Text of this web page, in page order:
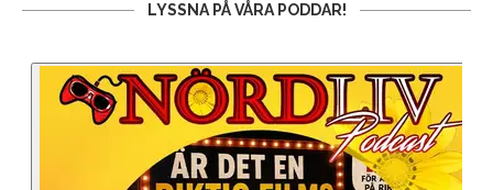
LYSSNA PÅ VÅRA PODDAR!